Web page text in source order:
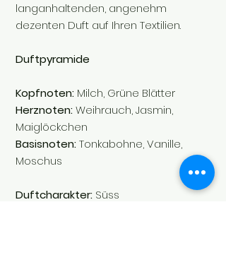
langanhaltenden, angenehm
dezenten Duft auf Ihren Textilien.
Duftpyramide
Kopfnoten: Milch, Grüne Blätter
Herznoten:Weihrauch, Jasmin,
Maiglöckchen
Basisnoten:Tonkabohne, Vanille,
Moschus
Duftcharakter: Süss